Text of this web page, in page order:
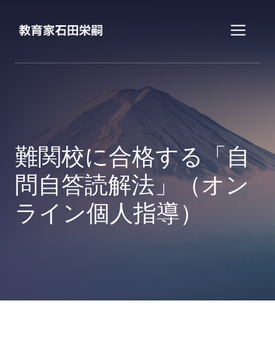
メ
ニ
ー
難関校に合格する「自
問自答読解法」（オン
ライン個人指導）